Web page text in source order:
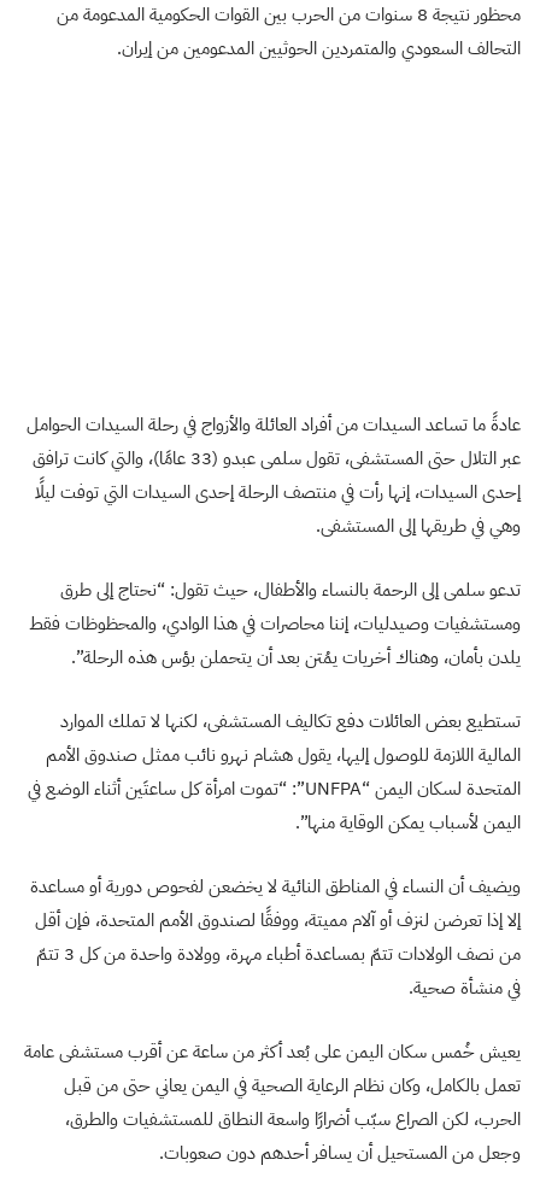
محظور نتيجة 8 سنوات من الحرب بين القوات الحكومية المدعومة من
التحالف السعودي والمتمردين الحوثيين المدعومين من إيران.
عادةً ما تساعد السيدات من أفراد العائلة والأزواج في رحلة السيدات الحوامل
عبر التلال حتى المستشفى، تقول سلمى عبدو (33 عامًا)، والتي كانت ترافق
إحدى السيدات، إنها رأت في منتصف الرحلة إحدى السيدات التي توفت ليلًا
وهي في طريقها إلى المستشفى.
تدعو سلمى إلى الرحمة بالنساء والأطفال، حيث تقول: “نحتاج إلى طرق
ومستشفيات وصيدليات، إننا محاصرات في هذا الوادي، والمحظوظات فقط
يلدن بأمان، وهناك أخريات يمُتن بعد أن يتحملن بؤس هذه الرحلة”.
تستطيع بعض العائلات دفع تكاليف المستشفى، لكنها لا تملك الموارد
المالية اللازمة للوصول إليها، يقول هشام نهرو نائب ممثل صندوق الأمم
المتحدة لسكان اليمن “UNFPA”: “تموت امرأة كل ساعتَين أثناء الوضع في
اليمن لأسباب يمكن الوقاية منها”.
ويضيف أن النساء في المناطق النائية لا يخضعن لفحوص دورية أو مساعدة
إلا إذا تعرضن لنزف أو آلام مميتة، ووفقًا لصندوق الأمم المتحدة، فإن أقل
من نصف الولادات تتمّ بمساعدة أطباء مهرة، وولادة واحدة من كل 3 تتمّ
في منشأة صحية.
يعيش خُمس سكان اليمن على بُعد أكثر من ساعة عن أقرب مستشفى عامة
تعمل بالكامل، وكان نظام الرعاية الصحية في اليمن يعاني حتى من قبل
الحرب، لكن الصراع سبّب أضرارًا واسعة النطاق للمستشفيات والطرق،
وجعل من المستحيل أن يسافر أحدهم دون صعوبات.